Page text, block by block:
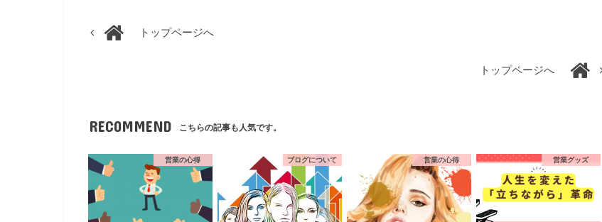
トップページへ
トップページへ
RECOMMEND こちらの記事も人気です。
営業の心得 ブログについて 営業の心得 営業グッズ